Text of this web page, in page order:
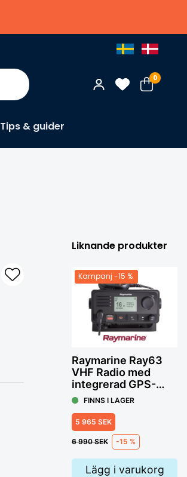
0
Tips & guider
Liknande produkter
Kampanj -15 %
Raymarine Ray63
VHF Radio med
integrerad GPS-
mottagare
FINNS I LAGER
5 965 SEK
6 990 SEK -15 %
Lägg i varukorg